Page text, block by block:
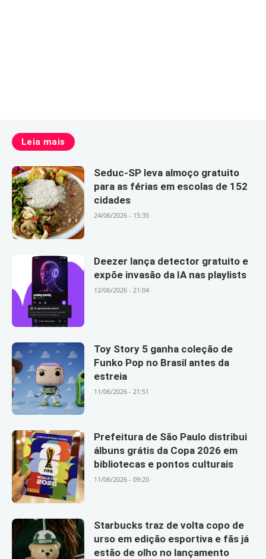
Leia mais
Seduc-SP leva almoço gratuito
para as férias em escolas de 152
cidades
24/06/2026 - 15:35
Deezer lança detector gratuito e
expõe invasão da IA nas playlists
12/06/2026 - 21:04
Toy Story 5 ganha coleção de
Funko Pop no Brasil antes da
estreia
11/06/2026 - 21:51
Prefeitura de São Paulo distribui
álbuns grátis da Copa 2026 em
bibliotecas e pontos culturais
11/06/2026 - 09:20
Starbucks traz de volta copo de
urso em edição esportiva e fãs já
estão de olho no lançamento